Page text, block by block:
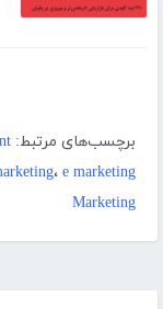
برچسب‌های مرتبط:
، e marketing چیست
Marketing